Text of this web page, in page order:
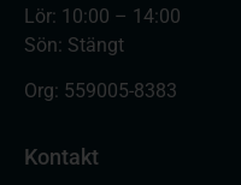
Lör: 10:00 – 14:00
Sön: Stängt
Org: 559005-8383
Kontakt